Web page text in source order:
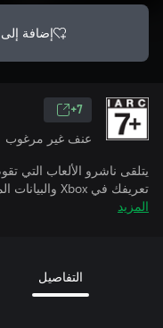
إضافة إلى
7+
عنف غير مرغوب
يتلقى ناشرو الألعاب التي
تعريفك في Xbox والبيانات المقترنة بينما تمارس الألعاب.
المزيد
التفاصيل